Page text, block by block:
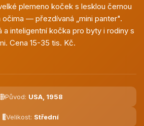
plemeno koček s lesklou černou
— přezdívaná „mini panter".
a inteligentní kočka pro byty i rodiny s
Cena 15-35 tis. Kč.
Původ: USA, 1958
Velikost: Střední